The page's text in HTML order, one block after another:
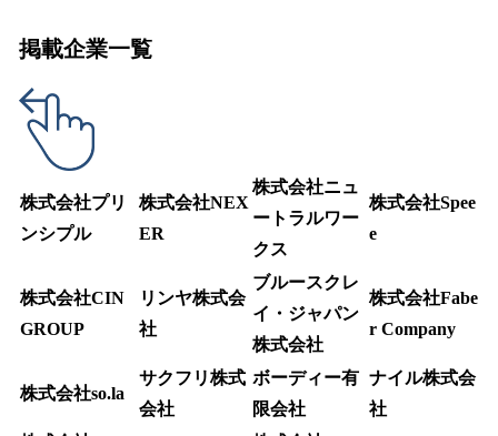
掲載企業一覧
株式会社プリ
ンシプル
株式会社NEX
ER
株式会社ニュ
ートラルワー
クス
株式会社Spee
e
株式会社CIN
GROUP
リンヤ株式会
社
ブルースクレ
イ・ジャパン
株式会社
株式会社Fabe
r Company
株式会社so.la
サクフリ株式
会社
ボーディー有
限会社
ナイル株式会
社